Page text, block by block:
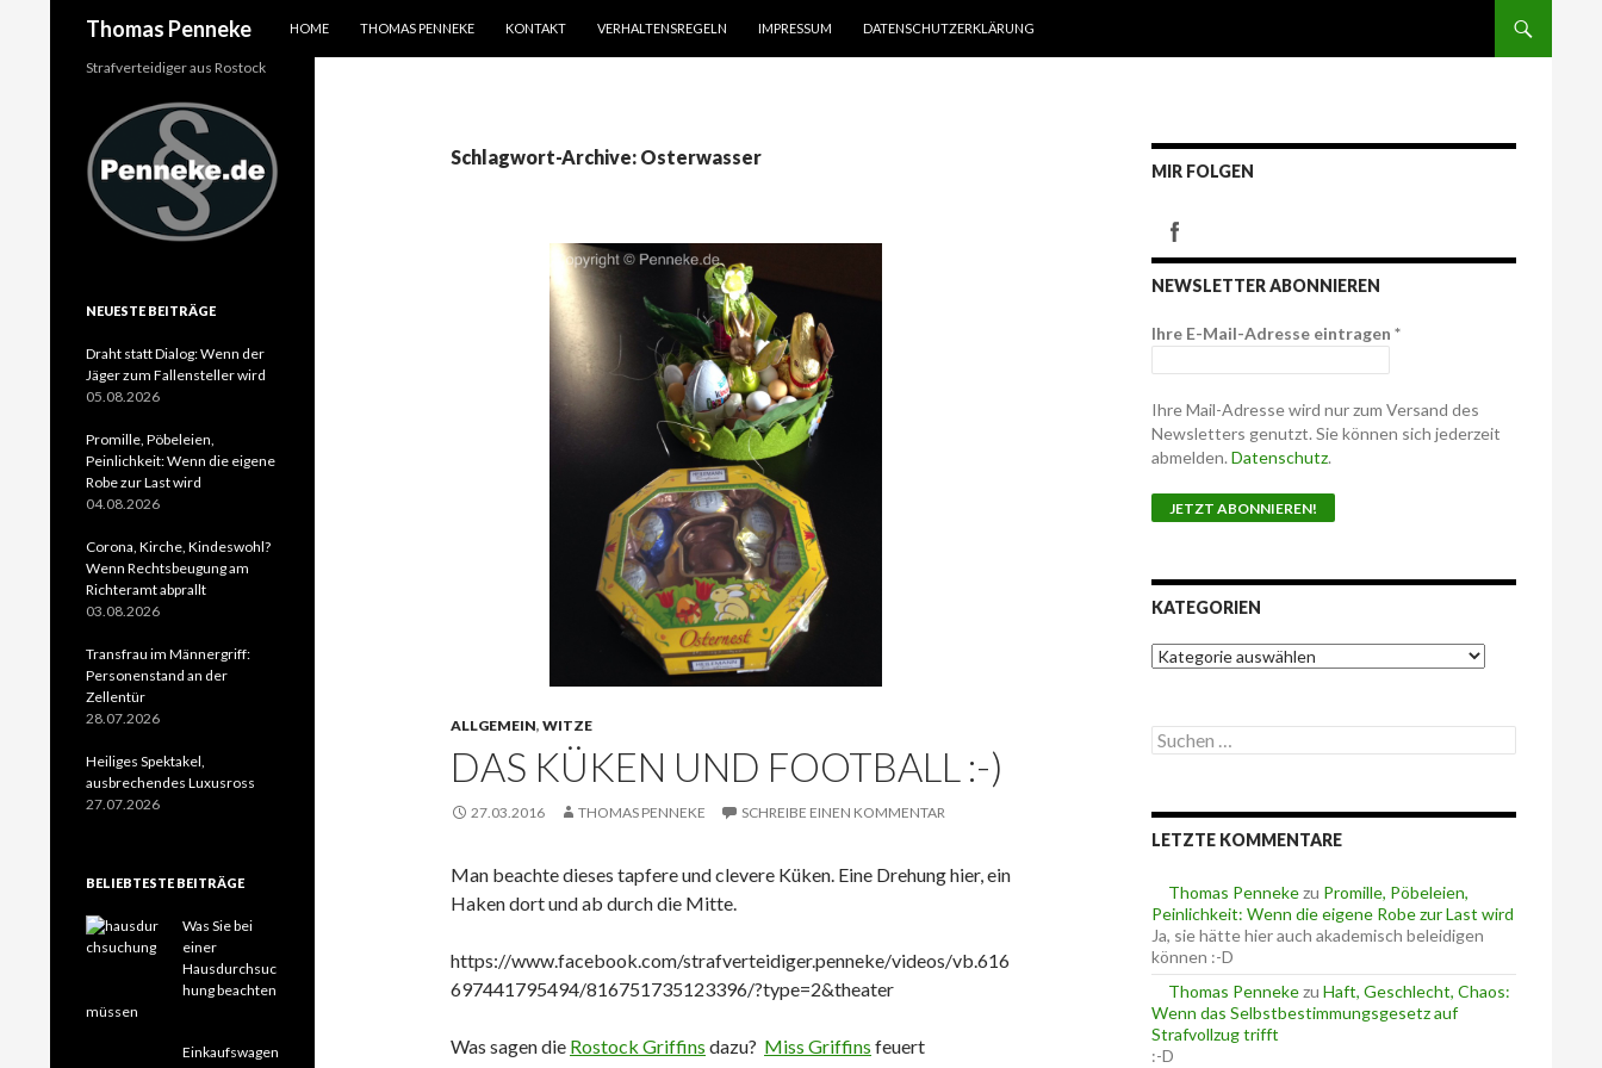
Thomas Penneke
HOME
THOMAS PENNEKE KONTAKT VERHALTENSREGELN IMPRESSUM DATENSCHUTZERKLÄRUNG
Schlagwort-Archive: Osterwasser
ALLGEMEIN, WITZE
DAS KÜKEN UND FOOTBALL :-)
27.03.2016 THOMAS PENNEKE SCHREIBE EINEN KOMMENTAR
Man beachte dieses tapfere und clevere Küken. Eine Drehung hier, ein
Haken dort und ab durch die Mitte.
https://www.facebook.com/strafverteidiger.penneke/videos/vb.616
697441795494/816751735123396/?type=2&theater
Was sagen die Rostock Griffins dazu? Miss Griffins feuert
MIR FOLGEN
NEWSLETTER ABONNIEREN
Ihre E-Mail-Adresse eintragen *
Ihre Mail-Adresse wird nur zum Versand des
Newsletters genutzt. Sie können sich jederzeit
abmelden. Datenschutz.
KATEGORIEN
K
a
g
o
n
S
u
e
n
c
h
:
LETZTE KOMMENTARE
Thomas Pennekezu Promille, Pöbeleien,
Peinlichkeit: Wenn die eigene Robe zur Last wird
Ja, sie hätte hier auch akademisch beleidigen
können :-D
Thomas Pennekezu Haft, Geschlecht, Chaos:
Wenn das Selbstbestimmungsgesetz auf
Strafvollzug trifft
:-D
Strafverteidiger aus Rostock
NEUESTE BEITRÄGE
Draht statt Dialog: Wenn der
Jäger zum Fallensteller wird
05.08.2026
Promille, Pöbeleien,
Peinlichkeit: Wenn die eigene
Robe zur Last wird
04.08.2026
Corona, Kirche, Kindeswohl?
Wenn Rechtsbeugung am
Richteramt abprallt
03.08.2026
Transfrau im Männergriff:
Personenstand an der
Zellentür
28.07.2026
Heiliges Spektakel,
ausbrechendes Luxusross
27.07.2026
BELIEBTESTE BEITRÄGE
Was Sie bei
einer
Hausdurchsuc
hung beachten
müssen
Einkaufswagen